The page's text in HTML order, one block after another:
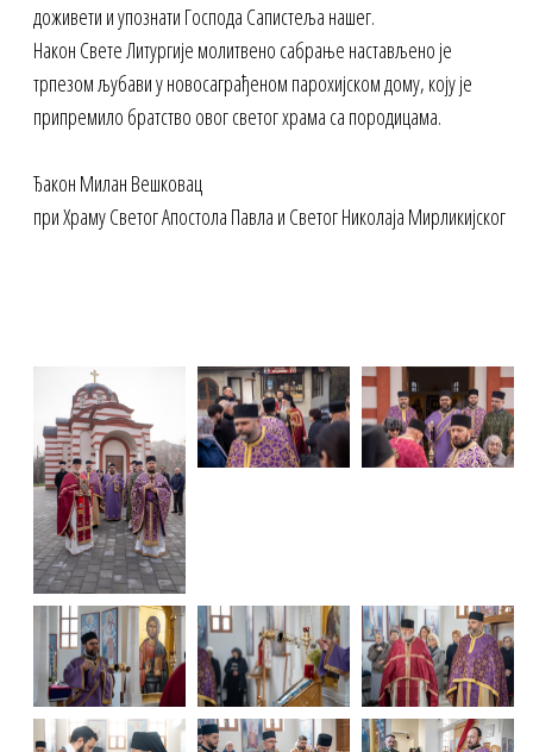
доживети и упознати Господа Сапистеља нашег.
Након Свете Литургије молитвено сабрање настављено је
трпезом љубави у новосаграђеном парохијском дому, коју је
припремило братство овог светог храма са породицама.
Ђакон Милан Вешковац
при Храму Светог Апостола Павла и Светог Николаја Мирликијског